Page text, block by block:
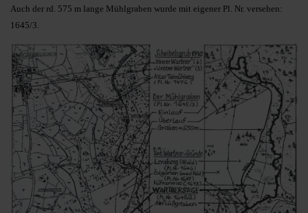
Auch der rd. 575 m lange Mühlgraben wurde mit eigener Pl. Nr. versehen:
1645/3.